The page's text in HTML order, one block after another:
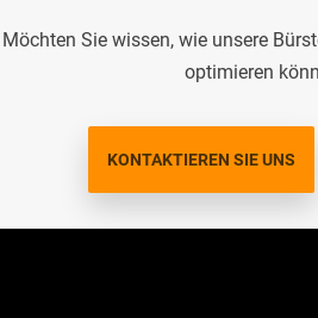
Möchten Sie wissen, wie unsere
optimieren
KONTAKTIEREN SIE UNS